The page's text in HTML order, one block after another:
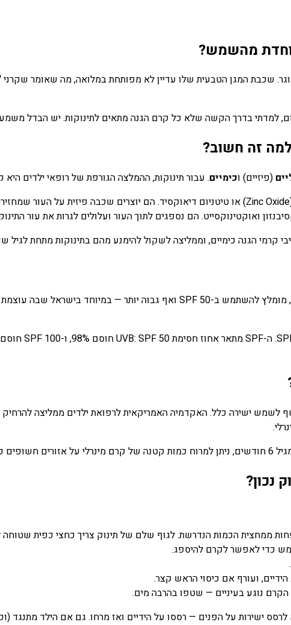
מהשמש?
בדרך הקשה שלא כל קרם הגנה מתאים לתינוקות. יש הבדל
זה חשוב?
(פיזיים) וכימיים. עבור תינוקות, ההמלצה הגורפת של רופאי ילדים היא
ואוקטינוקסייט. הם נספגים לתוך העור ועלולים לגרות את עור
אמורים להיחשף לשמש ישירה כלל. האקדמיה האמריקאית לרפואת ילדים
ממחצית הכמות הנדרשת. לגוף שלם של תינוק צריך כחצי כפית שטוחה
ועורף אם כיסוי הראש קצר.
נוגע בעיניים — שטפו בהרבה מים.